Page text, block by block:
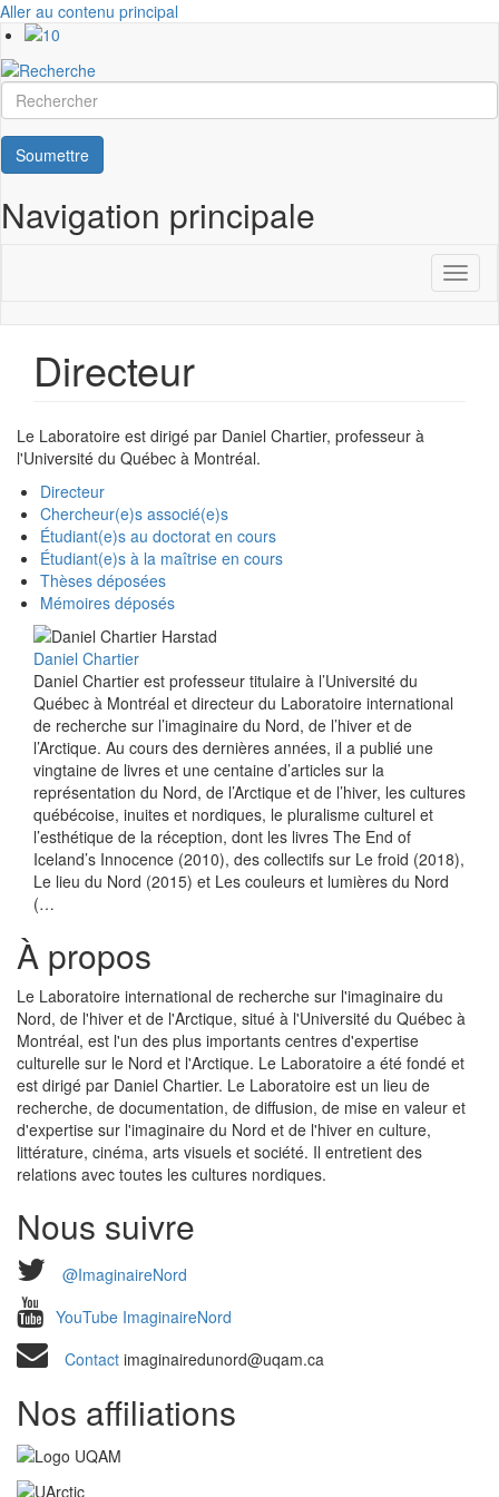
Aller au contenu principal
Rechercher
Soumettre
Navigation principale
Directeur
Le Laboratoire est dirigé par Daniel Chartier, professeur à
l'Université du Québec à Montréal.
Directeur
Chercheur(e)s associé(e)s
Étudiant(e)s au doctorat en cours
Étudiant(e)s à la maîtrise en cours
Thèses déposées
Mémoires déposés
Daniel Chartier
Daniel Chartier est professeur titulaire à l’Université du
Québec à Montréal et directeur du Laboratoire international
de recherche sur l’imaginaire du Nord, de l’hiver et de
l’Arctique. Au cours des dernières années, il a publié une
vingtaine de livres et une centaine d’articles sur la
représentation du Nord, de l’Arctique et de l’hiver, les cultures
québécoise, inuites et nordiques, le pluralisme culturel et
l’esthétique de la réception, dont les livres The End of
Iceland’s Innocence (2010), des collectifs sur Le froid (2018),
Le lieu du Nord (2015) et Les couleurs et lumières du Nord
(…
À propos
Le Laboratoire international de recherche sur l'imaginaire du
Nord, de l'hiver et de l'Arctique, situé à l'Université du Québec à
Montréal, est l'un des plus importants centres d'expertise
culturelle sur le Nord et l'Arctique. Le Laboratoire a été fondé et
est dirigé par Daniel Chartier. Le Laboratoire est un lieu de
recherche, de documentation, de diffusion, de mise en valeur et
d'expertise sur l'imaginaire du Nord et de l'hiver en culture,
littérature, cinéma, arts visuels et société. Il entretient des
relations avec toutes les cultures nordiques.
Nous suivre
@ImaginaireNord
YouTube ImaginaireNord
Contact imaginairedunord@uqam.ca
Nos affiliations